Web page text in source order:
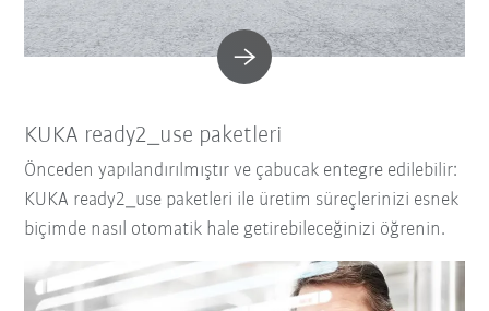
KUKA ready2_use paketleri
Önceden yapılandırılmıştır ve çabucak entegre edilebilir:
KUKA ready2_use paketleri ile üretim süreçlerinizi esnek
biçimde nasıl otomatik hale getirebileceğinizi öğrenin.